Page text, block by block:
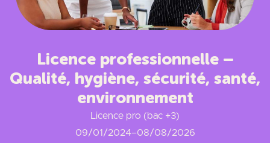
Licence professionnelle –
Qualité, hygiène, sécurité, santé,
environnement
Licence pro (bac +3)
09/01/2024–08/08/2026